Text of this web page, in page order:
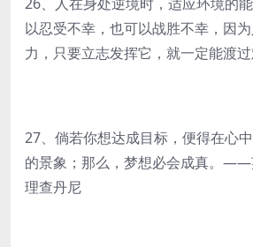
以忍受不幸，也可以战胜不幸，因
力，只要立志发挥它，就一定能渡
27、倘若你想达成目标，便得在心
的景象；那么，梦想必会成真。
理查丹尼